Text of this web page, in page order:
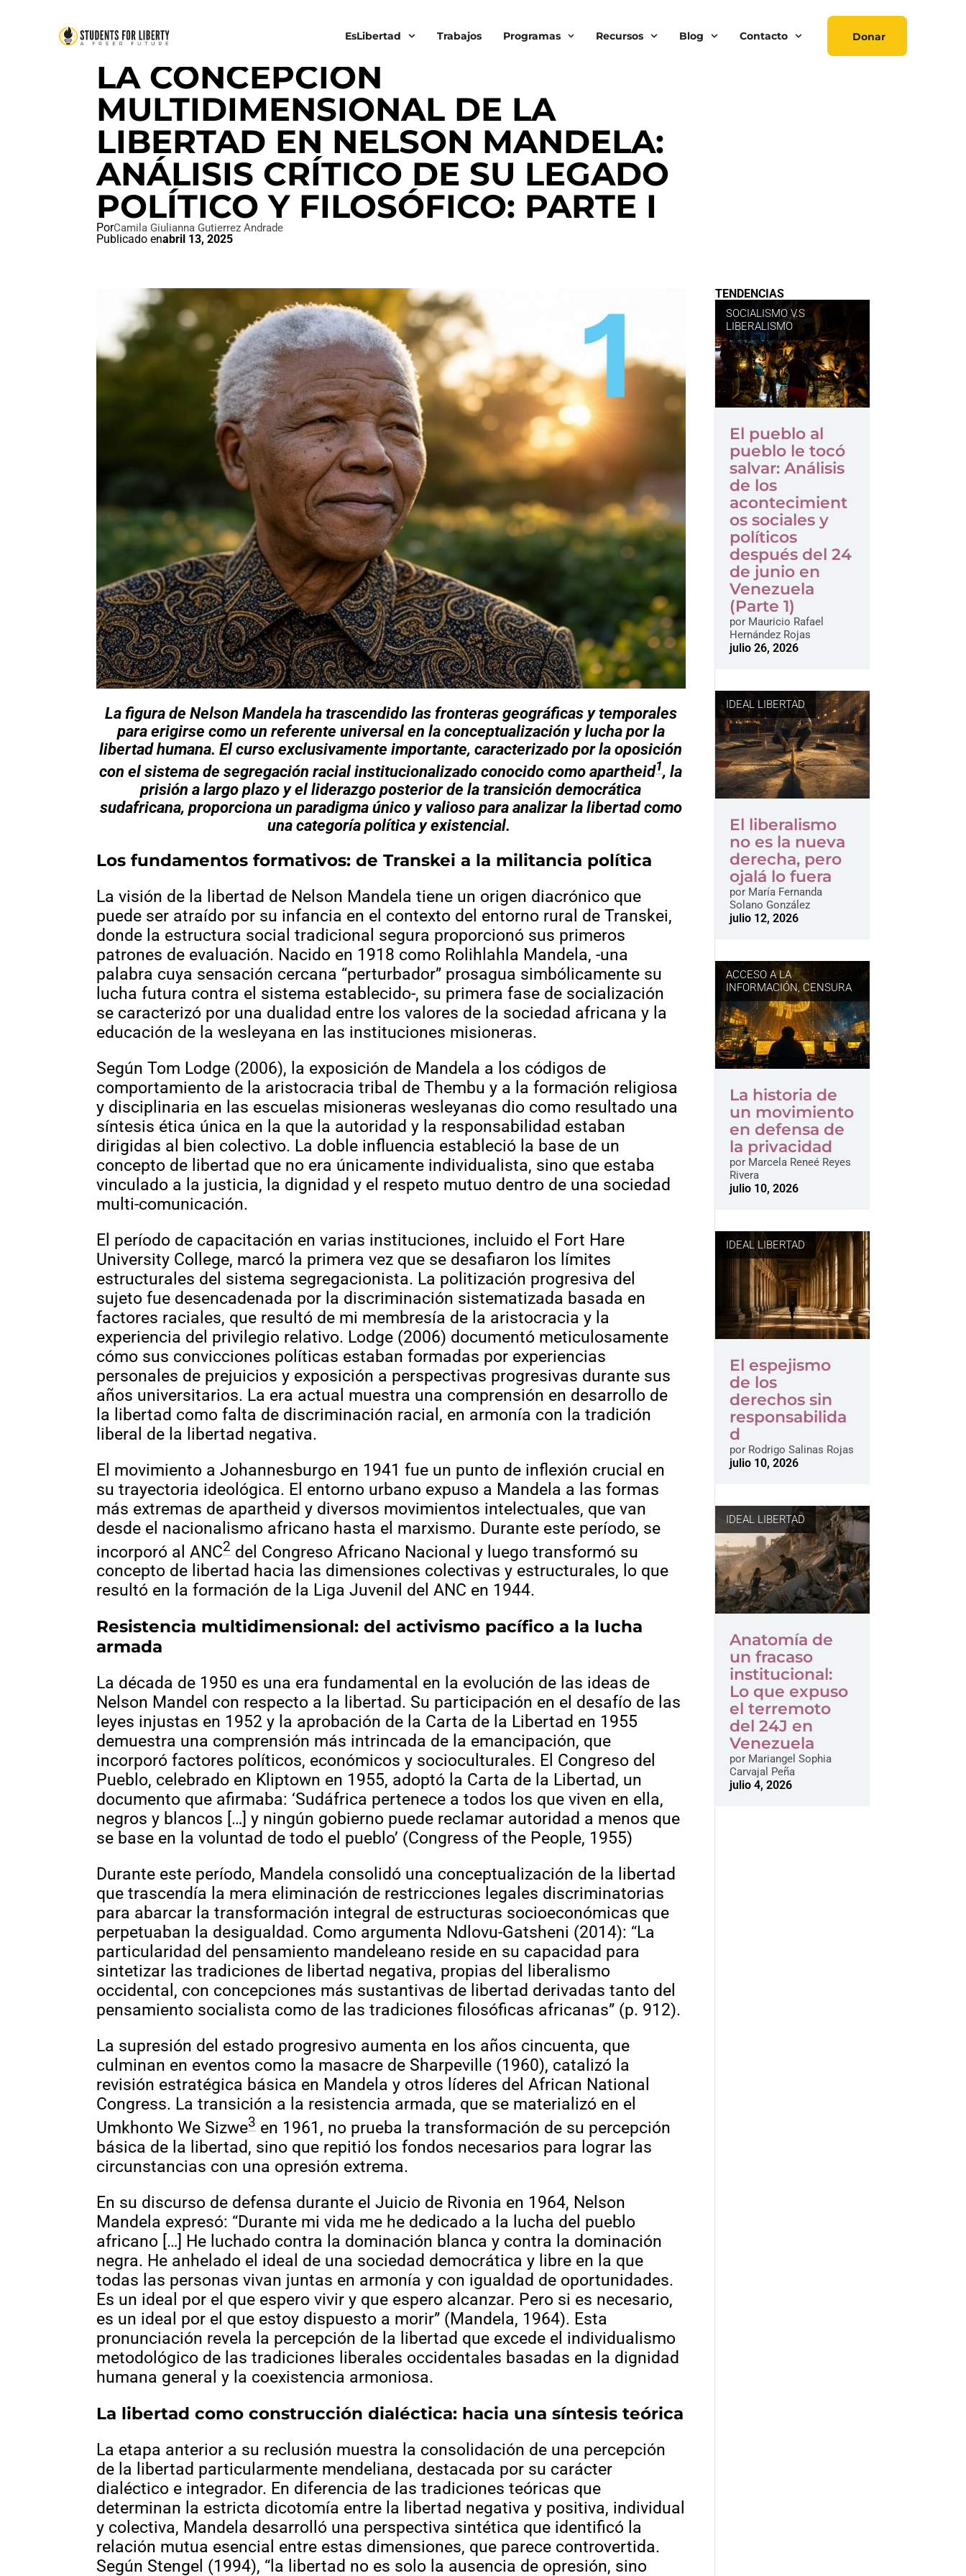
EsLibertad Trabajos Programas Recursos Blog Contacto Donar
LA CONCEPCIÓN
MULTIDIMENSIONAL DE LA
LIBERTAD EN NELSON MANDELA:
ANÁLISIS CRÍTICO DE SU LEGADO
POLÍTICO Y FILOSÓFICO: PARTE I
PorCamila Giulianna Gutierrez Andrade
Publicado enabril 13, 2025
La figura de Nelson Mandela ha trascendido las fronteras geográficas y temporales
para erigirse como un referente universal en la conceptualización y lucha por la
libertad humana. El curso exclusivamente importante, caracterizado por la oposición
con el sistema de segregación racial institucionalizado conocido como apartheid1, la
prisión a largo plazo y el liderazgo posterior de la transición democrática
sudafricana, proporciona un paradigma único y valioso para analizar la libertad como
una categoría política y existencial.
Los fundamentos formativos: de Transkei a la militancia política
La visión de la libertad de Nelson Mandela tiene un origen diacrónico que
puede ser atraído por su infancia en el contexto del entorno rural de Transkei,
donde la estructura social tradicional segura proporcionó sus primeros
patrones de evaluación. Nacido en 1918 como Rolihlahla Mandela, -una
palabra cuya sensación cercana “perturbador” prosagua simbólicamente su
lucha futura contra el sistema establecido-, su primera fase de socialización
se caracterizó por una dualidad entre los valores de la sociedad africana y la
educación de la wesleyana en las instituciones misioneras.
Según Tom Lodge (2006), la exposición de Mandela a los códigos de
comportamiento de la aristocracia tribal de Thembu y a la formación religiosa
y disciplinaria en las escuelas misioneras wesleyanas dio como resultado una
síntesis ética única en la que la autoridad y la responsabilidad estaban
dirigidas al bien colectivo. La doble influencia estableció la base de un
concepto de libertad que no era únicamente individualista, sino que estaba
vinculado a la justicia, la dignidad y el respeto mutuo dentro de una sociedad
multi-comunicación.
El período de capacitación en varias instituciones, incluido el Fort Hare
University College, marcó la primera vez que se desafiaron los límites
estructurales del sistema segregacionista. La politización progresiva del
sujeto fue desencadenada por la discriminación sistematizada basada en
factores raciales, que resultó de mi membresía de la aristocracia y la
experiencia del privilegio relativo. Lodge (2006) documentó meticulosamente
cómo sus convicciones políticas estaban formadas por experiencias
personales de prejuicios y exposición a perspectivas progresivas durante sus
años universitarios. La era actual muestra una comprensión en desarrollo de
la libertad como falta de discriminación racial, en armonía con la tradición
liberal de la libertad negativa.
El movimiento a Johannesburgo en 1941 fue un punto de inflexión crucial en
su trayectoria ideológica. El entorno urbano expuso a Mandela a las formas
más extremas de apartheid y diversos movimientos intelectuales, que van
desde el nacionalismo africano hasta el marxismo. Durante este período, se
incorporó al ANC2 del Congreso Africano Nacional y luego transformó su
concepto de libertad hacia las dimensiones colectivas y estructurales, lo que
resultó en la formación de la Liga Juvenil del ANC en 1944.
Resistencia multidimensional: del activismo pacífico a la lucha
armada
La década de 1950 es una era fundamental en la evolución de las ideas de
Nelson Mandel con respecto a la libertad. Su participación en el desafío de las
leyes injustas en 1952 y la aprobación de la Carta de la Libertad en 1955
demuestra una comprensión más intrincada de la emancipación, que
incorporó factores políticos, económicos y socioculturales. El Congreso del
Pueblo, celebrado en Kliptown en 1955, adoptó la Carta de la Libertad, un
documento que afirmaba: ‘Sudáfrica pertenece a todos los que viven en ella,
negros y blancos […] y ningún gobierno puede reclamar autoridad a menos que
se base en la voluntad de todo el pueblo’ (Congress of the People, 1955)
Durante este período, Mandela consolidó una conceptualización de la libertad
que trascendía la mera eliminación de restricciones legales discriminatorias
para abarcar la transformación integral de estructuras socioeconómicas que
perpetuaban la desigualdad. Como argumenta Ndlovu-Gatsheni (2014): “La
particularidad del pensamiento mandeleano reside en su capacidad para
sintetizar las tradiciones de libertad negativa, propias del liberalismo
occidental, con concepciones más sustantivas de libertad derivadas tanto del
pensamiento socialista como de las tradiciones filosóficas africanas” (p. 912).
La supresión del estado progresivo aumenta en los años cincuenta, que
culminan en eventos como la masacre de Sharpeville (1960), catalizó la
revisión estratégica básica en Mandela y otros líderes del African National
Congress. La transición a la resistencia armada, que se materializó en el
Umkhonto We Sizwe3 en 1961, no prueba la transformación de su percepción
básica de la libertad, sino que repitió los fondos necesarios para lograr las
circunstancias con una opresión extrema.
En su discurso de defensa durante el Juicio de Rivonia en 1964, Nelson
Mandela expresó: “Durante mi vida me he dedicado a la lucha del pueblo
africano […] He luchado contra la dominación blanca y contra la dominación
negra. He anhelado el ideal de una sociedad democrática y libre en la que
todas las personas vivan juntas en armonía y con igualdad de oportunidades.
Es un ideal por el que espero vivir y que espero alcanzar. Pero si es necesario,
es un ideal por el que estoy dispuesto a morir” (Mandela, 1964). Esta
pronunciación revela la percepción de la libertad que excede el individualismo
metodológico de las tradiciones liberales occidentales basadas en la dignidad
humana general y la coexistencia armoniosa.
La libertad como construcción dialéctica: hacia una síntesis teórica
La etapa anterior a su reclusión muestra la consolidación de una percepción
de la libertad particularmente mendeliana, destacada por su carácter
dialéctico e integrador. En diferencia de las tradiciones teóricas que
determinan la estricta dicotomía entre la libertad negativa y positiva, individual
y colectiva, Mandela desarrolló una perspectiva sintética que identificó la
relación mutua esencial entre estas dimensiones, que parece controvertida.
Según Stengel (1994), “la libertad no es solo la ausencia de opresión, sino
TENDENCIAS
SOCIALISMO V.S
LIBERALISMO
El pueblo al
pueblo le tocó
salvar: Análisis
de los
acontecimient
os sociales y
políticos
después del 24
de junio en
Venezuela
(Parte 1)
porMauricio Rafael
Hernández Rojas
julio 26, 2026
IDEAL LIBERTAD
El liberalismo
no es la nueva
derecha, pero
ojalá lo fuera
porMaría Fernanda
Solano González
julio 12, 2026
ACCESO A LA
INFORMACIÓN, CENSURA
La historia de
un movimiento
en defensa de
la privacidad
porMarcela Reneé Reyes
Rivera
julio 10, 2026
IDEAL LIBERTAD
El espejismo
de los
derechos sin
responsabilida
d
porRodrigo Salinas Rojas
julio 10, 2026
IDEAL LIBERTAD
Anatomía de
un fracaso
institucional:
Lo que expuso
el terremoto
del 24J en
Venezuela
porMariangel Sophia
Carvajal Peña
julio 4, 2026